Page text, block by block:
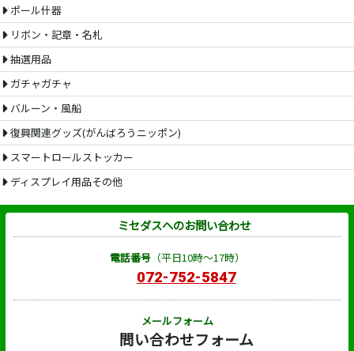
ポール什器
リボン・記章・名札
抽選用品
ガチャガチャ
バルーン・風船
復興関連グッズ(がんばろうニッポン)
スマートロールストッカー
ディスプレイ用品その他
ミセダスへのお問い合わせ
電話番号（平日10時～17時）
072-752-5847
メールフォーム
問い合わせフォーム